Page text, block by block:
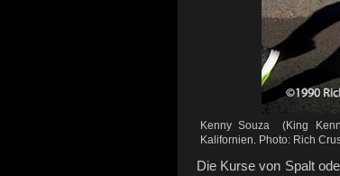
Kenny Souza (King
Kalifornien. Photo: Rich
Die Kurse von Spalt